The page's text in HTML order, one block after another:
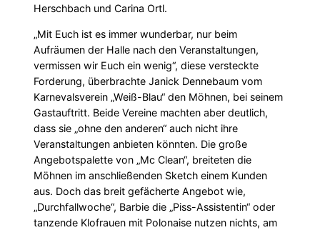
Herschbach und Carina Ortl.
„Mit Euch ist es immer wunderbar, nur beim
Aufräumen der Halle nach den Veranstaltungen,
vermissen wir Euch ein wenig“, diese versteckte
Forderung, überbrachte Janick Dennebaum vom
Karnevalsverein „Weiß-Blau“ den Möhnen, bei seinem
Gastauftritt. Beide Vereine machten aber deutlich,
dass sie „ohne den anderen“ auch nicht ihre
Veranstaltungen anbieten könnten. Die große
Angebotspalette von „Mc Clean“, breiteten die
Möhnen im anschließenden Sketch einem Kunden
aus. Doch das breit gefächerte Angebot wie,
„Durchfallwoche“, Barbie die „Piss-Assistentin“ oder
tanzende Klofrauen mit Polonaise nutzen nichts, am